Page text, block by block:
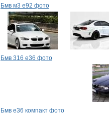
Бмв м3 е92 фото
Бмв 316 е36 фото
Бмв е36 компакт фото